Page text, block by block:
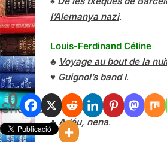
0
Shares
l’Alemanya nazi.
Louis-Ferdinand Céline
♣ Voyage au bout de la
♥ Guignol’s band I.
Raymond Chandler
♣Adéu, nena.